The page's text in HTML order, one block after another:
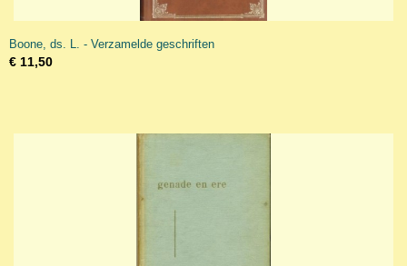
Boone, ds. L. - Verzamelde geschriften
€ 11,50